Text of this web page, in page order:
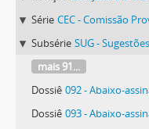
Série CEC - Comissão
Subsérie SUG - Sugestões
mais 91...
Dossiê 092 - Abaixo-
Dossiê 093 - Abaixo-